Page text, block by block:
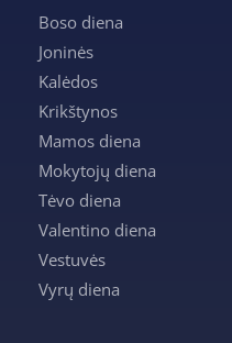
Boso diena
Joninės
Kalėdos
Krikštynos
Mamos diena
Mokytojų diena
Tėvo diena
Valentino diena
Vestuvės
Vyrų diena